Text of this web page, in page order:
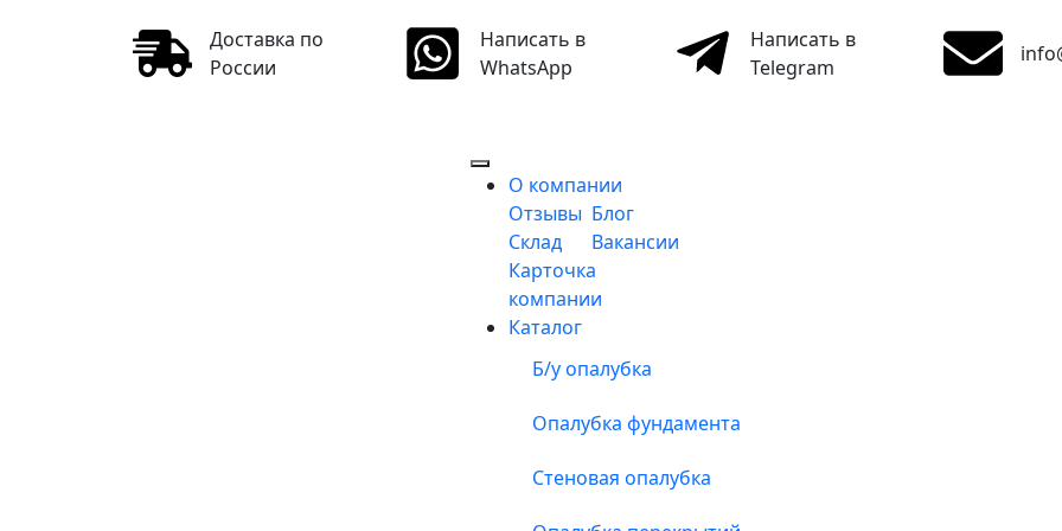
Доставка по
России
Написать в
WhatsApp
Написать в
Telegram
О компании
Отзывы Блог
Склад
Вакансии
Карточка
компании
Каталог
Б/у опалубка
Опалубка фундамента
Стеновая опалубка